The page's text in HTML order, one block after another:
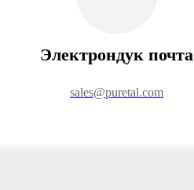
Электрондук почта
sales@puretal.com